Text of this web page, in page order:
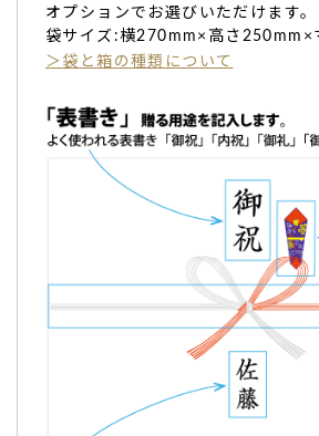
この度は思い通りの素敵なバームクーヘ
いました。
毎日忙しく生活をしている姉にこのバー
がらゆっくりできる時間を作って欲しい
送りました。
紅茶を飲みながらゆっくり食べたよ、と
両親も他界し姉妹２人になり還暦を迎
物も感じ、お互いに健康第一で頑張ろう
本当にありがとうございました。（高
ご購入頂いた商品：還暦祝いの名入れ
オプションでお選びいただけます。
袋サイズ:横270mm×高さ250mm×
＞袋と箱の種類について